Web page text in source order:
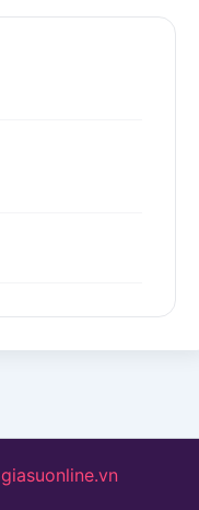
giasuonline.vn